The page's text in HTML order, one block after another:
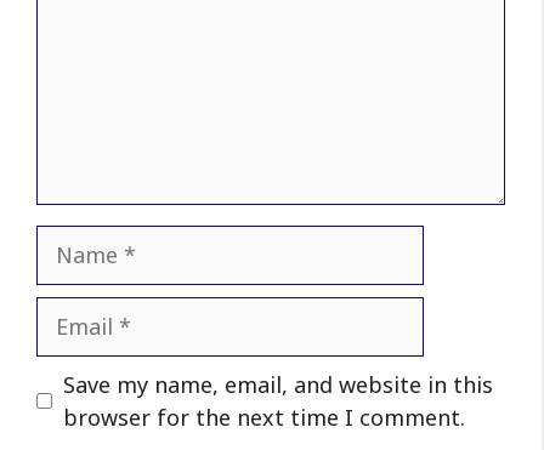
Website
Save my name, email, and website in this
browser for the next time I comment.